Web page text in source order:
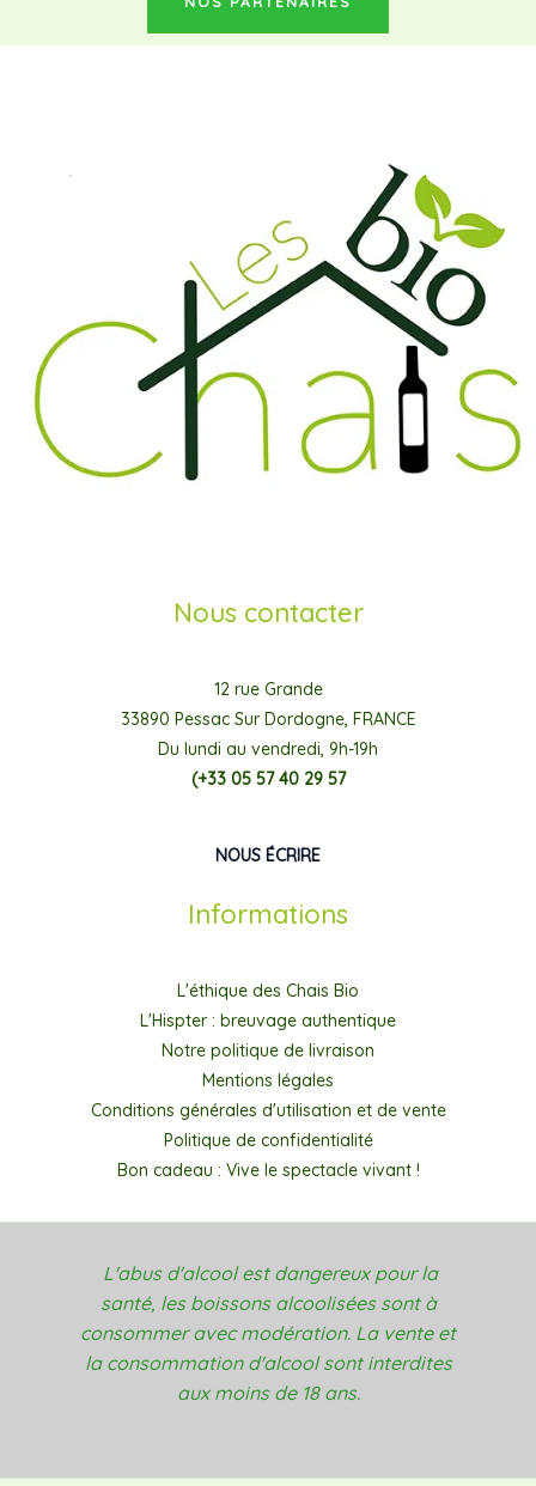
Nous contacter
12 rue Grande
33890 Pessac Sur Dordogne, FRANCE
Du lundi au vendredi, 9h-19h
(+33 05 57 40 29 57
NOUS ÉCRIRE
Informations
L'éthique des Chais Bio
L'Hispter : breuvage authentique
Notre politique de livraison
Mentions légales
Conditions générales d'utilisation et de vente
Politique de confidentialité
Bon cadeau : Vive le spectacle vivant !
L'abus d'alcool est dangereux pour la
santé, les boissons alcoolisées sont à
consommer avec modération. La vente et
la consommation d'alcool sont interdites
aux moins de 18 ans.